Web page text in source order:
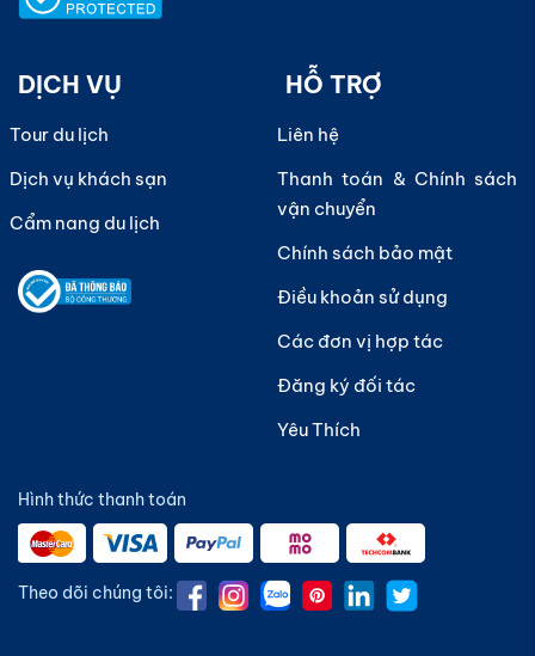
DỊCH VỤ
Tour du lịch
Dịch vụ khách sạn
Cẩm nang du lịch
HỖ TRỢ
Liên hệ
Thanh toán & Chính sách
vận chuyển
Chính sách bảo mật
Điều khoản sử dụng
Các đơn vị hợp tác
Đăng ký đối tác
Yêu Thích
Hình thức thanh toán
Theo dõi chúng tôi: